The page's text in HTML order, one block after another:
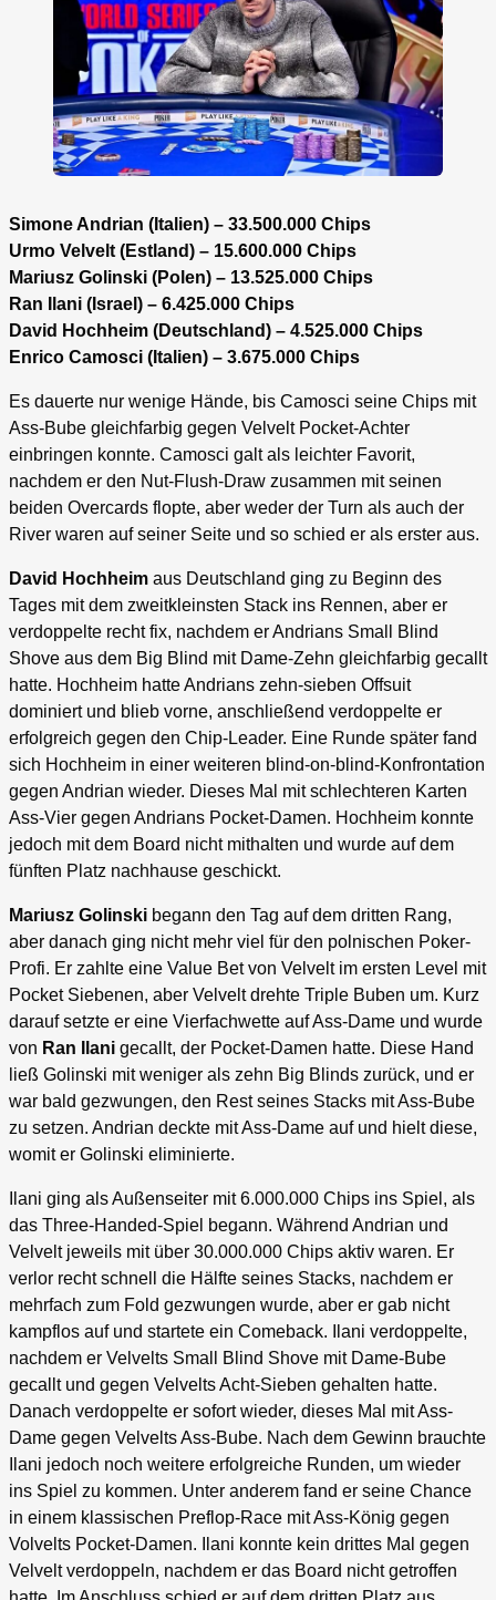
Simone Andrian (Italien) – 33.500.000 Chips
Urmo Velvelt (Estland) – 15.600.000 Chips
Mariusz Golinski (Polen) – 13.525.000 Chips
Ran Ilani (Israel) – 6.425.000 Chips
David Hochheim (Deutschland) – 4.525.000 Chips
Enrico Camosci (Italien) – 3.675.000 Chips
Es dauerte nur wenige Hände, bis Camosci seine Chips mit
Ass-Bube gleichfarbig gegen Velvelt Pocket-Achter
einbringen konnte. Camosci galt als leichter Favorit,
nachdem er den Nut-Flush-Draw zusammen mit seinen
beiden Overcards flopte, aber weder der Turn als auch der
River waren auf seiner Seite und so schied er als erster aus.
David Hochheim aus Deutschland ging zu Beginn des
Tages mit dem zweitkleinsten Stack ins Rennen, aber er
verdoppelte recht fix, nachdem er Andrians Small Blind
Shove aus dem Big Blind mit Dame-Zehn gleichfarbig gecallt
hatte. Hochheim hatte Andrians zehn-sieben Offsuit
dominiert und blieb vorne, anschließend verdoppelte er
erfolgreich gegen den Chip-Leader. Eine Runde später fand
sich Hochheim in einer weiteren blind-on-blind-Konfrontation
gegen Andrian wieder. Dieses Mal mit schlechteren Karten
Ass-Vier gegen Andrians Pocket-Damen. Hochheim konnte
jedoch mit dem Board nicht mithalten und wurde auf dem
fünften Platz nachhause geschickt.
Mariusz Golinski begann den Tag auf dem dritten Rang,
aber danach ging nicht mehr viel für den polnischen Poker-
Profi. Er zahlte eine Value Bet von Velvelt im ersten Level mit
Pocket Siebenen, aber Velvelt drehte Triple Buben um. Kurz
darauf setzte er eine Vierfachwette auf Ass-Dame und wurde
von Ran Ilani gecallt, der Pocket-Damen hatte. Diese Hand
ließ Golinski mit weniger als zehn Big Blinds zurück, und er
war bald gezwungen, den Rest seines Stacks mit Ass-Bube
zu setzen. Andrian deckte mit Ass-Dame auf und hielt diese,
womit er Golinski eliminierte.
Ilani ging als Außenseiter mit 6.000.000 Chips ins Spiel, als
das Three-Handed-Spiel begann. Während Andrian und
Velvelt jeweils mit über 30.000.000 Chips aktiv waren. Er
verlor recht schnell die Hälfte seines Stacks, nachdem er
mehrfach zum Fold gezwungen wurde, aber er gab nicht
kampflos auf und startete ein Comeback. Ilani verdoppelte,
nachdem er Velvelts Small Blind Shove mit Dame-Bube
gecallt und gegen Velvelts Acht-Sieben gehalten hatte.
Danach verdoppelte er sofort wieder, dieses Mal mit Ass-
Dame gegen Velvelts Ass-Bube. Nach dem Gewinn brauchte
Ilani jedoch noch weitere erfolgreiche Runden, um wieder
ins Spiel zu kommen. Unter anderem fand er seine Chance
in einem klassischen Preflop-Race mit Ass-König gegen
Volvelts Pocket-Damen. Ilani konnte kein drittes Mal gegen
Velvelt verdoppeln, nachdem er das Board nicht getroffen